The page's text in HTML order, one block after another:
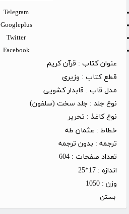
Telegram
Googleplus
Twitter
Facebook
عنوان کتاب : قرآن کریم
قطع کتاب : وزیری
مدل قاب : قابدار کشویی
نوع جلد : جلد سخت (سلفون)
نوع کاغذ : تحریر
خطاط : عثمان طه
ترجمه : بدون ترجمه
تعداد صفحات : 604
اندازه : 17*25
وزن : 1050
بستن